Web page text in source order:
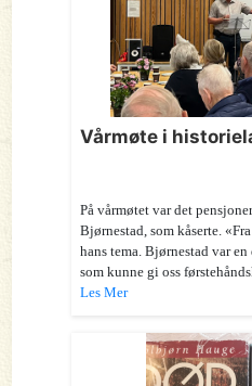
Vårmøte i
På vårmøtet var det
Bjørnestad, som kåserte.
hans tema. Bjørnestad var
som kunne gi oss
Les Mer